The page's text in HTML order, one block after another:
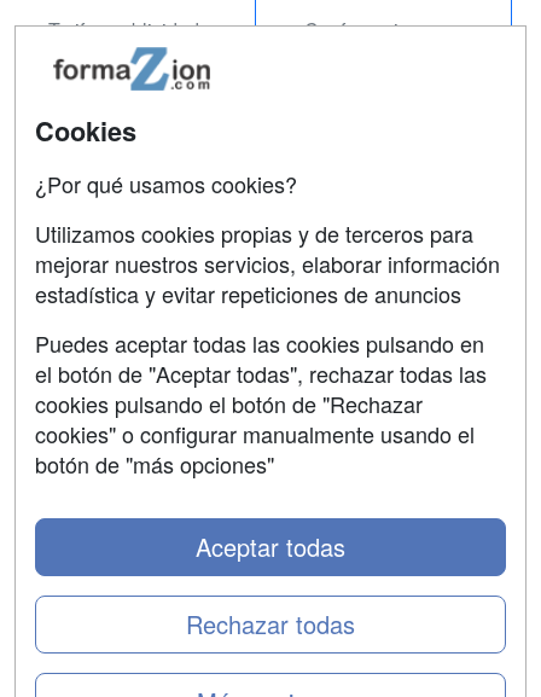
Tarifas publicidad
Acceso Usuarios
Acceso Centros
Conferencias
Contactar
Confidencialidad
Aviso legal
Copyleft
Cookies
¿Por qué usamos cookies?
Utilizamos cookies propias y de terceros para
mejorar nuestros servicios, elaborar información
estadística y evitar repeticiones de anuncios
Puedes aceptar todas las cookies pulsando en
el botón de "Aceptar todas", rechazar todas las
cookies pulsando el botón de "Rechazar
cookies" o configurar manualmente usando el
botón de "más opciones"
Rechazar todas
Aceptar todas